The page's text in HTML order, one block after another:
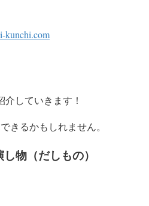
kunchi.com
していきます！
きるかもしれません。
物（だしもの）